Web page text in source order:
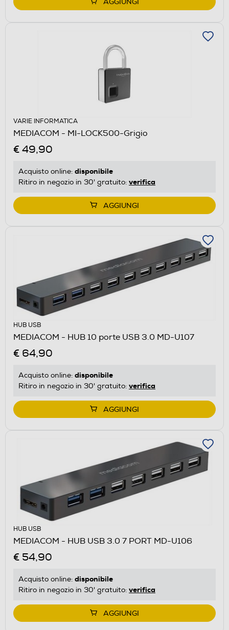
VARIE INFORMATICA
MEDIACOM - MI-LOCK500-Grigio
€ 49,90
Acquisto online: disponibile
Ritiro in negozio in 30' gratuito: verifica
AGGIUNGI
HUB USB
MEDIACOM - HUB 10 porte USB 3.0 MD-U107
€ 64,90
Acquisto online: disponibile
Ritiro in negozio in 30' gratuito: verifica
AGGIUNGI
HUB USB
MEDIACOM - HUB USB 3.0 7 PORT MD-U106
€ 54,90
Acquisto online: disponibile
Ritiro in negozio in 30' gratuito: verifica
AGGIUNGI